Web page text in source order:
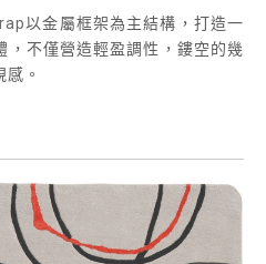
以金屬框架為主結構，打造一
，不僅營造輕盈調性，鏤空的幾
。